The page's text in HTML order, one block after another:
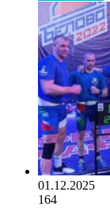
01.12.2025
164